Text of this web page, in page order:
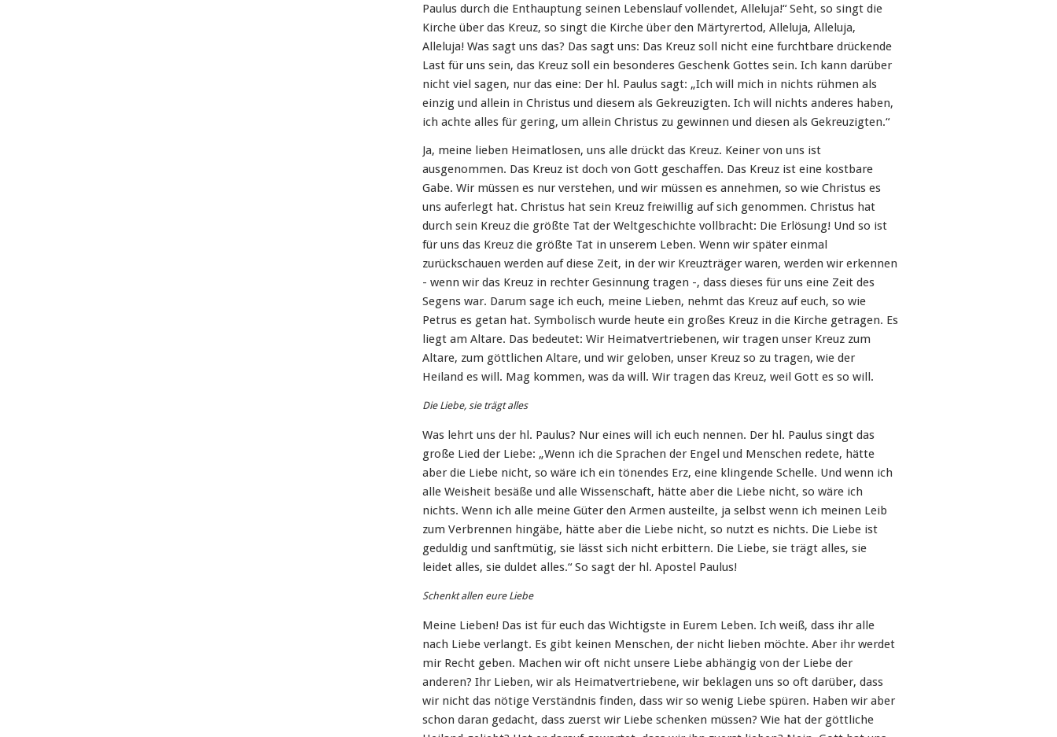
Paulus durch die Enthauptung seinen Lebenslauf vollendet, Alleluja!“ Seht, so singt die
Kirche über das Kreuz, so singt die Kirche über den Märtyrertod, Alleluja, Alleluja,
Alleluja! Was sagt uns das? Das sagt uns: Das Kreuz soll nicht eine furchtbare drückende
Last für uns sein, das Kreuz soll ein besonderes Geschenk Gottes sein. Ich kann darüber
nicht viel sagen, nur das eine: Der hl. Paulus sagt: „Ich will mich in nichts rühmen als
einzig und allein in Christus und diesem als Gekreuzigten. Ich will nichts anderes haben,
ich achte alles für gering, um allein Christus zu gewinnen und diesen als Gekreuzigten.“
Ja, meine lieben Heimatlosen, uns alle drückt das Kreuz. Keiner von uns ist
ausgenommen. Das Kreuz ist doch von Gott geschaffen. Das Kreuz ist eine kostbare
Gabe. Wir müssen es nur verstehen, und wir müssen es annehmen, so wie Christus es
uns auferlegt hat. Christus hat sein Kreuz freiwillig auf sich genommen. Christus hat
durch sein Kreuz die größte Tat der Weltgeschichte vollbracht: Die Erlösung! Und so ist
für uns das Kreuz die größte Tat in unserem Leben. Wenn wir später einmal
zurückschauen werden auf diese Zeit, in der wir Kreuzträger waren, werden wir erkennen
- wenn wir das Kreuz in rechter Gesinnung tragen -, dass dieses für uns eine Zeit des
Segens war. Darum sage ich euch, meine Lieben, nehmt das Kreuz auf euch, so wie
Petrus es getan hat. Symbolisch wurde heute ein großes Kreuz in die Kirche getragen. Es
liegt am Altare. Das bedeutet: Wir Heimatvertriebenen, wir tragen unser Kreuz zum
Altare, zum göttlichen Altare, und wir geloben, unser Kreuz so zu tragen, wie der
Heiland es will. Mag kommen, was da will. Wir tragen das Kreuz, weil Gott es so will.
Die Liebe, sie trägt alles
Was lehrt uns der hl. Paulus? Nur eines will ich euch nennen. Der hl. Paulus singt das
große Lied der Liebe: „Wenn ich die Sprachen der Engel und Menschen redete, hätte
aber die Liebe nicht, so wäre ich ein tönendes Erz, eine klingende Schelle. Und wenn ich
alle Weisheit besäße und alle Wissenschaft, hätte aber die Liebe nicht, so wäre ich
nichts. Wenn ich alle meine Güter den Armen austeilte, ja selbst wenn ich meinen Leib
zum Verbrennen hingäbe, hätte aber die Liebe nicht, so nutzt es nichts. Die Liebe ist
geduldig und sanftmütig, sie lässt sich nicht erbittern. Die Liebe, sie trägt alles, sie
leidet alles, sie duldet alles.“ So sagt der hl. Apostel Paulus!
Schenkt allen eure Liebe
Meine Lieben! Das ist für euch das Wichtigste in Eurem Leben. Ich weiß, dass ihr alle
nach Liebe verlangt. Es gibt keinen Menschen, der nicht lieben möchte. Aber ihr werdet
mir Recht geben. Machen wir oft nicht unsere Liebe abhängig von der Liebe der
anderen? Ihr Lieben, wir als Heimatvertriebene, wir beklagen uns so oft darüber, dass
wir nicht das nötige Verständnis finden, dass wir so wenig Liebe spüren. Haben wir aber
schon daran gedacht, dass zuerst wir Liebe schenken müssen? Wie hat der göttliche